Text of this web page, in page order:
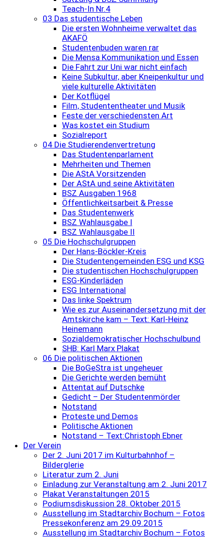
Teach-In Nr.4
03 Das studentische Leben
Die ersten Wohnheime verwaltet das
AKAFÖ
Studentenbuden waren rar
Die Mensa Kommunikation und Essen
Die Fahrt zur Uni war nicht einfach
Keine Subkultur, aber Kneipenkultur und
viele kulturelle Aktivitäten
Der Kotflügel
Film, Studententheater und Musik
Feste der verschiedensten Art
Was kostet ein Studium
Sozialreport
04 Die Studierendenvertretung
Das Studentenparlament
Mehrheiten und Themen
Die AStA Vorsitzenden
Der AStA und seine Aktivitäten
BSZ Ausgaben 1968
Öffentlichkeitsarbeit & Presse
Das Studentenwerk
BSZ Wahlausgabe I
BSZ Wahlausgabe II
05 Die Hochschulgruppen
Der Hans-Böckler-Kreis
Die Studentengemeinden ESG und KSG
Die studentischen Hochschulgruppen
ESG-Kinderläden
ESG International
Das linke Spektrum
Wie es zur Auseinandersetzung mit der
Amtskirche kam – Text: Karl-Heinz
Heinemann
Sozialdemokratischer Hochschulbund
SHB: Karl Marx Plakat
06 Die politischen Aktionen
Die BoGeStra ist ungeheuer
Die Gerichte werden bemüht
Attentat auf Dutschke
Gedicht – Der Studentenmörder
Notstand
Proteste und Demos
Politische Aktionen
Notstand – Text:Christoph Ebner
Der Verein
Der 2. Juni 2017 im Kulturbahnhof –
Bilderglerie
Literatur zum 2. Juni
Einladung zur Veranstaltung am 2. Juni 2017
Plakat Veranstaltungen 2015
Podiumsdiskussion 28. Oktober 2015
Ausstellung im Stadtarchiv Bochum – Fotos
Pressekonferenz am 29.09.2015
Ausstellung im Stadtarchiv Bochum – Fotos